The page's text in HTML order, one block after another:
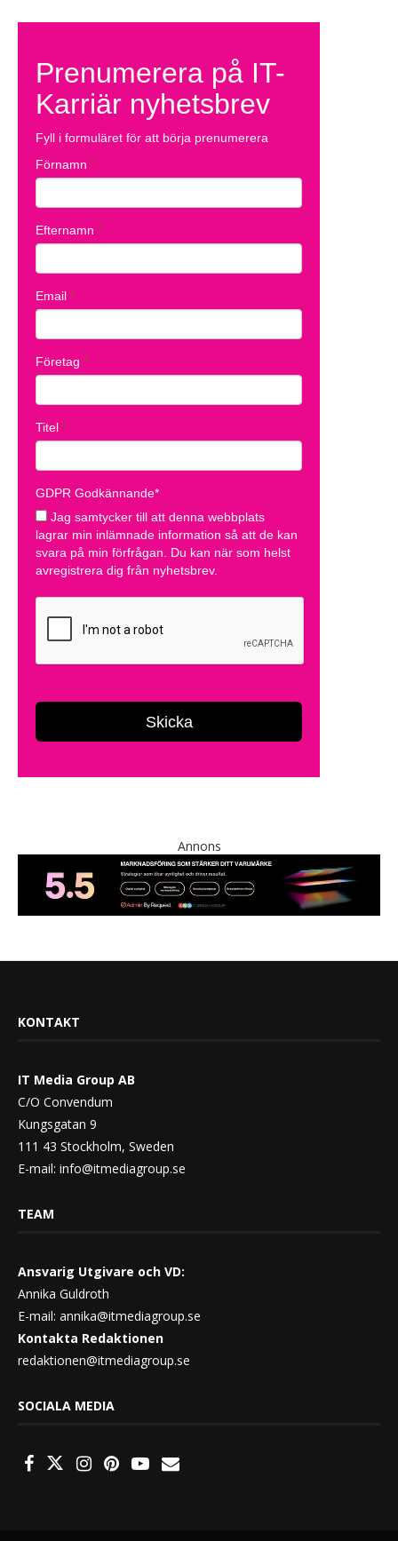
Annons
KONTAKT
IT Media Group AB
C/O Convendum
Kungsgatan 9
111 43 Stockholm, Sweden
E-mail: info@itmediagroup.se
TEAM
Ansvarig Utgivare och VD:
Annika Guldroth
E-mail: annika@itmediagroup.se
Kontakta Redaktionen
redaktionen@itmediagroup.se
SOCIALA MEDIA